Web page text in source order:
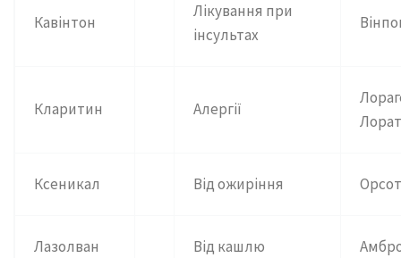
Кавінтон
Лікування при
інсультах
Кларитин Алергії
Ксеникал Від ожиріння
Лазолван Від кашлю